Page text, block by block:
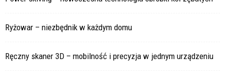
Ryżowar – niezbędnik w każdym domu
Ręczny skaner 3D – mobilność i precyzja w jednym urządzeniu